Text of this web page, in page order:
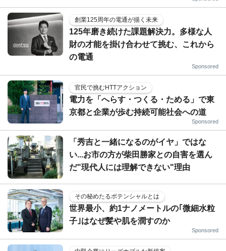
創業125周年の電通が描く未来
125年磨き続けた課題解決力。多様な人
財の才能を掛け合わせて挑む、これから
の電通
Sponsored
官民で挑むHTTアクション
電力を「へらす・つくる・ためる」で東
京都と企業が歩む持続可能社会への道
Sponsored
「秀吉と一緒になるのがイヤ」ではな
い...お市の方が柴田勝家との自害を選ん
だ"現代人には理解できない"理由
その秘めたるポテンシャルとは
世界最小、約1ナノメートルの｢微細水粒
子｣はなぜ髪や肌を潤すのか
Sponsored